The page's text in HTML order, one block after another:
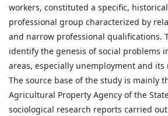
workers, constituted a specific,
professional group characterized by
and narrow professional qualifications.
identify the genesis of social problems
areas, especially unemployment and
The source base of the study is mainly
Agricultural Property Agency of the
sociological research reports carried